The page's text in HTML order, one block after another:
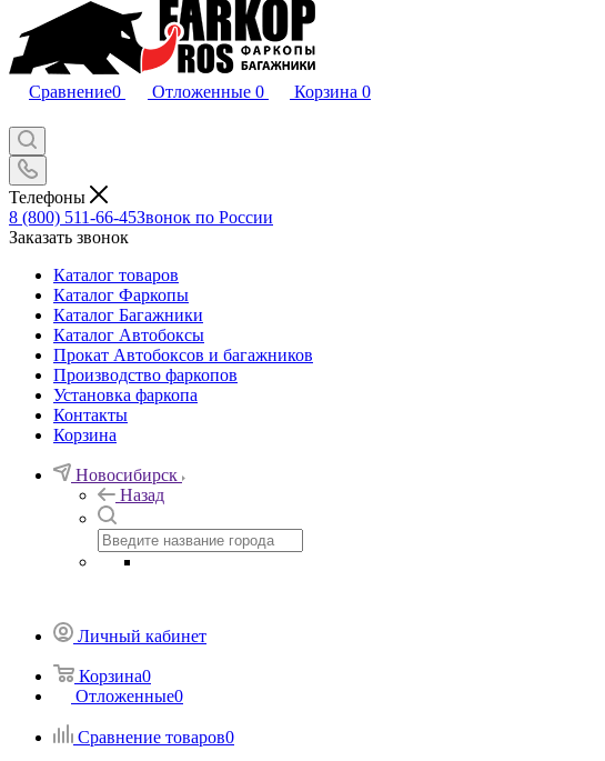
Сравнение0 Отложенные 0 Корзина 0
Телефоны
8 (800) 511-66-45Звонок по России
Заказать звонок
Каталог товаров
Каталог Фаркопы
Каталог Багажники
Каталог Автобоксы
Прокат Автобоксов и багажников
Производство фаркопов
Установка фаркопа
Контакты
Корзина
Новосибирск
Назад
Личный кабинет
Корзина0
Отложенные0
Сравнение товаров0